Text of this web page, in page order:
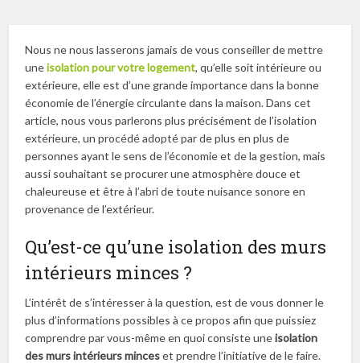
Nous ne nous lasserons jamais de vous conseiller de mettre
uneisolation pour votre logement, qu’elle soit intérieure ou
extérieure, elle est d’une grande importance dans la bonne
économie de l’énergie circulante dans la maison. Dans cet
article, nous vous parlerons plus précisément de l’isolation
extérieure, un procédé adopté par de plus en plus de
personnes ayant le sens de l’économie et de la gestion, mais
aussi souhaitant se procurer une atmosphère douce et
chaleureuse et être à l’abri de toute nuisance sonore en
provenance de l’extérieur.
Qu’est-ce qu’une isolation des murs
intérieurs minces ?
L’intérêt de s’intéresser à la question, est de vous donner le
plus d’informations possibles à ce propos afin que puissiez
comprendre par vous-même en quoi consiste uneisolation
des murs intérieurs minceset prendre l’initiative de le faire.